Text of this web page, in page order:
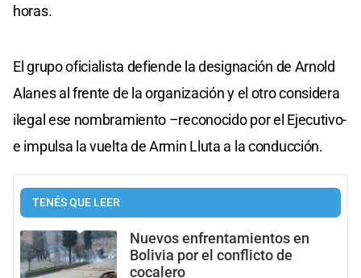
horas.
El grupo oficialista defiende la designación de Arnold
Alanes al frente de la organización y el otro considera
ilegal ese nombramiento –reconocido por el Ejecutivo-
e impulsa la vuelta de Armin Lluta a la conducción.
TENÉS QUE LEER
Nuevos enfrentamientos en
Bolivia por el conflicto de
cocalero